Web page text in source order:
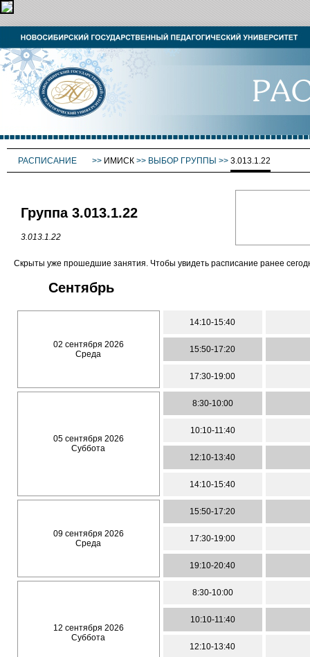
РАСПИСАНИЕ >> ИМИСК >> ВЫБОР ГРУППЫ >> 3.013.1.22
Группа 3.013.1.22
3.013.1.22
Скрыты уже прошедшие занятия. Чтобы увидеть расписание ранее
Сентябрь
02 сентября 2026
Среда
14:10-15:40
15:50-17:20
17:30-19:00
05 сентября 2026
Суббота
8:30-10:00
10:10-11:40
12:10-13:40
14:10-15:40
09 сентября 2026
Среда
15:50-17:20
17:30-19:00
19:10-20:40
12 сентября 2026
Суббота
8:30-10:00
10:10-11:40
12:10-13:40